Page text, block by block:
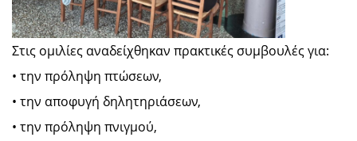
Στις ομιλίες αναδείχθηκαν πρακτικές συμβουλές για:
• την πρόληψη πτώσεων,
• την αποφυγή δηλητηριάσεων,
• την πρόληψη πνιγμού,